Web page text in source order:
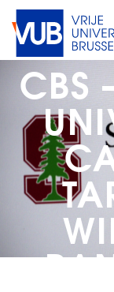
CBS